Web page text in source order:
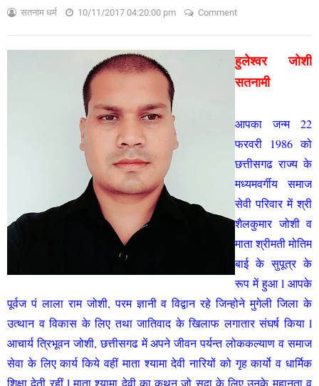
सतनाम धर्म 10/11/2017 04:20:00 pm Comment
हुलेश्वर जोशी
सतनामी
आपका जन्म 22
फरवरी 1986 को
छत्तीसगढ राज्य के
मध्यमवर्गीय समाज
सेवी परिवार में श्री
शैलकुमार जोशी व
माता श्रीमती मोतिम
बाई के सुपूत्र के
रूप में हुआ l आपके
पूर्वज पं लाला राम जोशी, परम ज्ञानी व विद्वान रहे जिन्होने मुगेली जिला के
उत्थान व विकास के लिए तथा जातिवाद के खिलाफ लगातार संघर्ष किया l
आचार्य त्रिभूवन जोशी, छत्तीसगढ में अपने जीवन पर्यन्त लोककल्याण व समाज
सेवा के लिए कार्य किये वहीं माता श्यामा देवी नारियों को गृह कार्यो व धार्मिक
शिक्षा देती रहीं l माता श्यामा देवी का कथन जो सदा के लिए उनके महानता व